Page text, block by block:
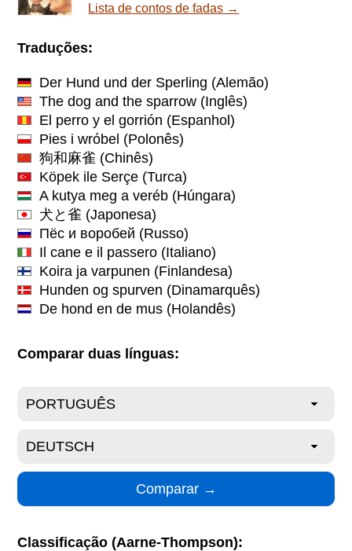
Lista de contos de fadas →
Traduções:
Der Hund und der Sperling (Alemão)
The dog and the sparrow (Inglês)
El perro y el gorrión (Espanhol)
Pies i wróbel (Polonês)
狗和麻雀 (Chinês)
Köpek ile Serçe (Turca)
A kutya meg a veréb (Húngara)
犬と雀 (Japonesa)
Пёс и воробей (Russo)
Il cane e il passero (Italiano)
Koira ja varpunen (Finlandesa)
Hunden og spurven (Dinamarquês)
De hond en de mus (Holandês)
Comparar duas línguas:
Classificação (Aarne-Thompson):